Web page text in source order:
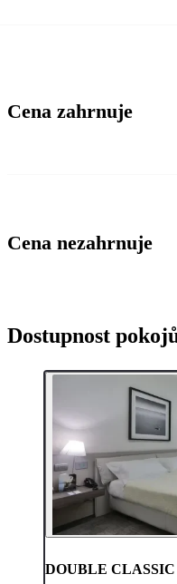
Cena zahrnuje
Cena nezahrnuje
Dostupnost
DOUBLE CLASSIC